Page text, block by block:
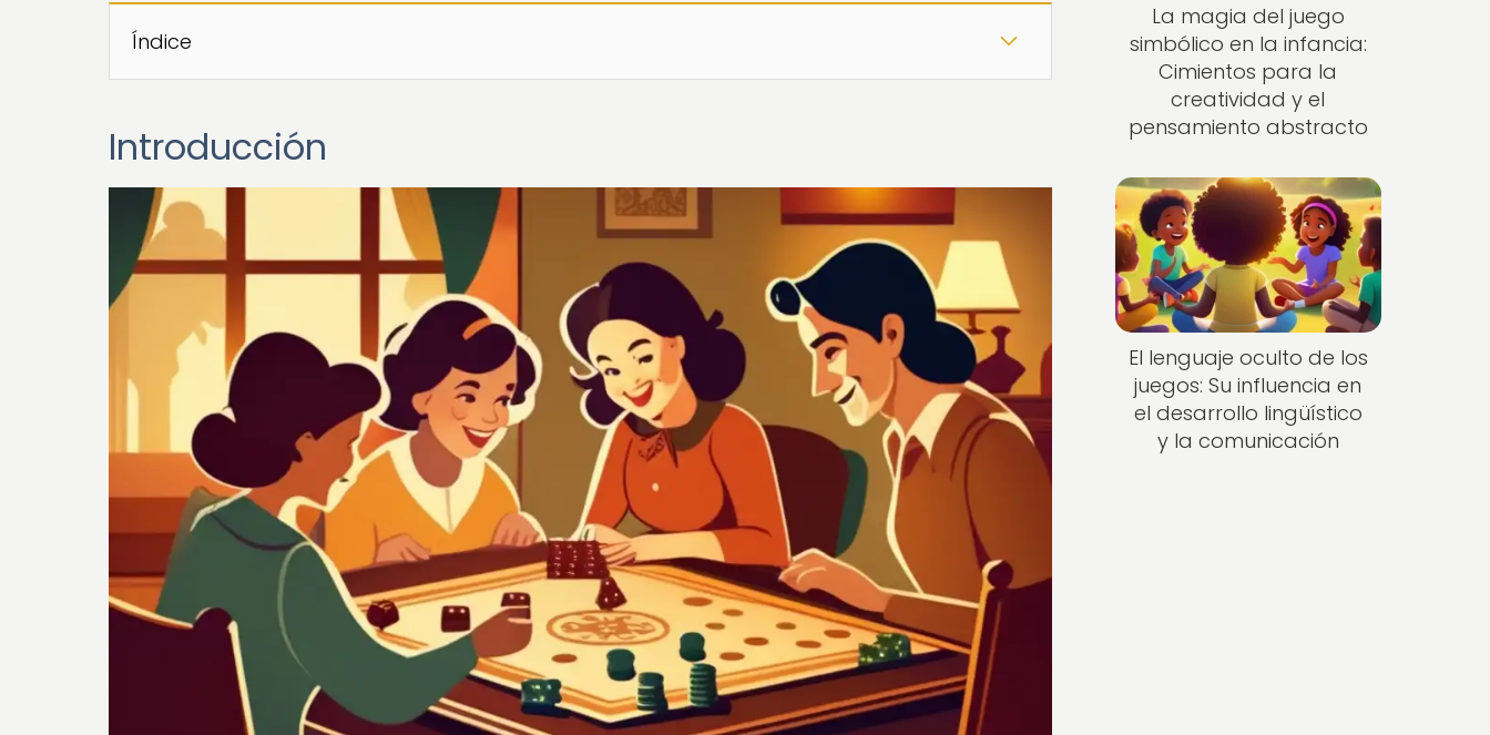
Índice
Introducción
La magia del juego
simbólico en la infancia:
Cimientos para la
creatividad y el
pensamiento abstracto
El lenguaje oculto de los
juegos: Su influencia en
el desarrollo lingüístico
y la comunicación